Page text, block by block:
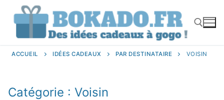
ACCUEIL IDÉES CADEAUX PAR DESTINATAIRE VOISIN
Catégorie : Voisin